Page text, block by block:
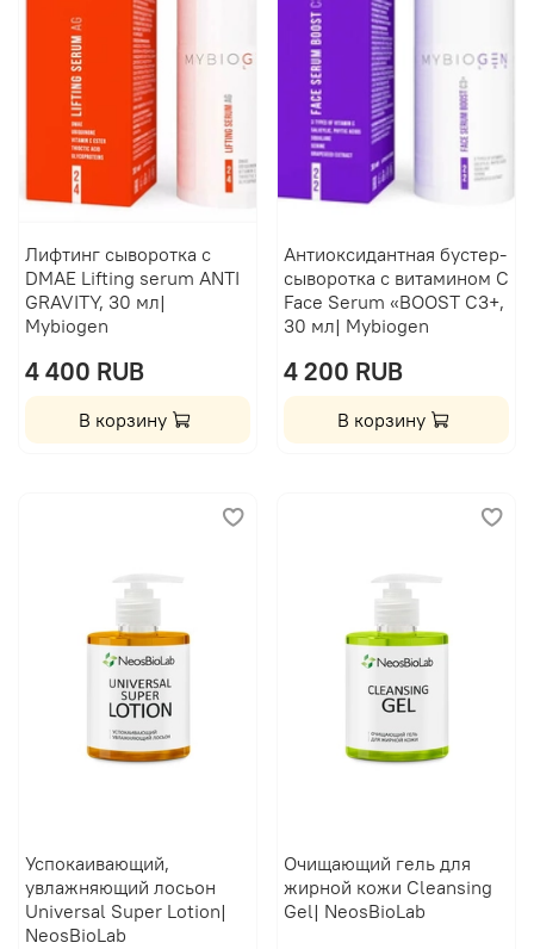
Лифтинг сыворотка с
DMAE Lifting serum ANTI
GRAVITY, 30 мл|
Mybiogen
4 400 RUB
В корзину
Антиоксидантная бустер-
сыворотка с витамином C
Face Serum «BOOST C3+,
30 мл| Mybiogen
4 200 RUB
В корзину
Успокаивающий,
увлажняющий лосьон
Universal Super Lotion|
NeosBioLab
Очищающий гель для
жирной кожи Сleansing
Gel| NeosBioLab